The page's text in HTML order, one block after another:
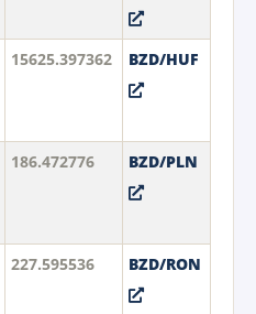
15625.397362 BZD/HUF
186.472776 BZD/PLN
227.595536 BZD/RON